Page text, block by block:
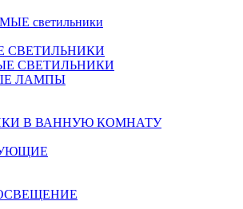
светильники
СВЕТИЛЬНИКИ
СВЕТИЛЬНИКИ
ЛАМПЫ
В ВАННУЮ КОМНАТУ